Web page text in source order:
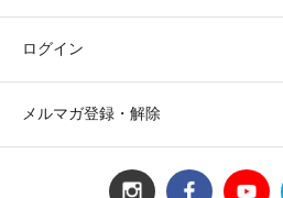
ログイン
メルマガ登録・解除